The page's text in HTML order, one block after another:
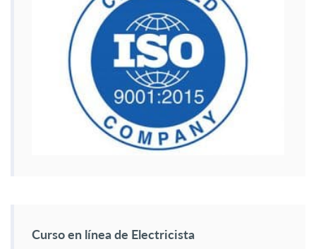
Curso en línea de Electricista